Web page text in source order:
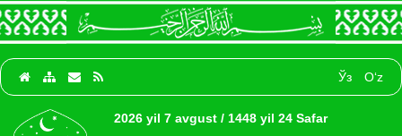
Ўз O‘z
2026 yil 7 avgust / 1448 yil 24 Safar